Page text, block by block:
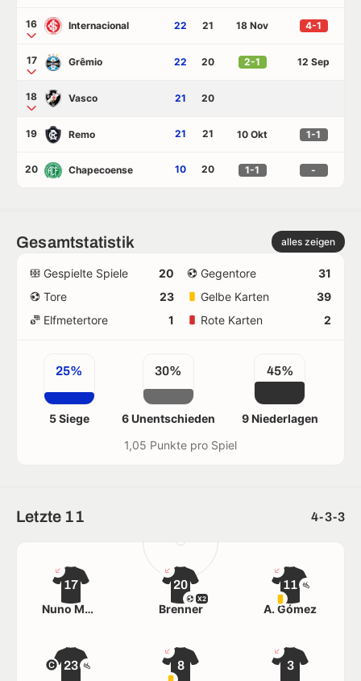
16 Internacional 22 21 18 Nov 4-1
17 Grêmio 22 20 2-1 12 Sep
18 Vasco 21 20
19 Remo 21 21 10 Okt 1-1
20 Chapecoense 10 20 1-1 -
Gesamtstatistik alles zeigen
Gespielte Spiele 20 Gegentore
31
Tore
23 Gelbe Karten
39
Elfmetertore
1 Rote Karten 2
25%
5 Siege
30%
6 Unentschieden
45%
9 Niederlagen
1,05 Punkte pro Spiel
Letzte 11 4-3-3
23 8 3
17
Nuno Moreira
20
Brenner
X2
11
A. Gómez